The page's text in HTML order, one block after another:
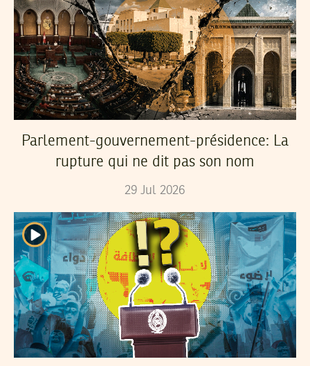
Parlement-gouvernement-présidence: La
rupture qui ne dit pas son nom
29 Jul 2026